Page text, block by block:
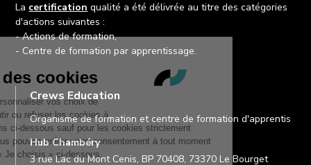
La certification qualité a été délivrée au titre des catégories
d'actions suivantes :
- Actions de formation,
- Centre de formation par apprentissage.
Crews Education
Organisme de formation et centre de formation d'apprentis
Hub Chambéry
3 rue Lac du Mont Cenis, BP 70408, 73370 Le Bourget